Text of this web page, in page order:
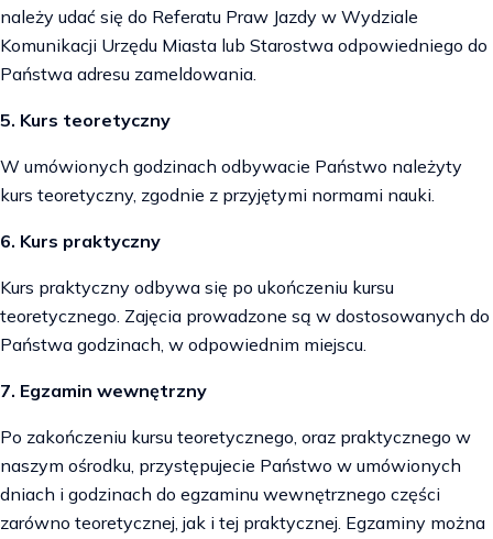
należy udać się do Referatu Praw Jazdy w Wydziale
Komunikacji Urzędu Miasta lub Starostwa odpowiedniego do
Państwa adresu zameldowania.
5. Kurs teoretyczny
W umówionych godzinach odbywacie Państwo należyty
kurs teoretyczny, zgodnie z przyjętymi normami nauki.
6. Kurs praktyczny
Kurs praktyczny odbywa się po ukończeniu kursu
teoretycznego. Zajęcia prowadzone są w dostosowanych do
Państwa godzinach, w odpowiednim miejscu.
7. Egzamin wewnętrzny
Po zakończeniu kursu teoretycznego, oraz praktycznego w
naszym ośrodku, przystępujecie Państwo w umówionych
dniach i godzinach do egzaminu wewnętrznego części
zarówno teoretycznej, jak i tej praktycznej. Egzaminy można